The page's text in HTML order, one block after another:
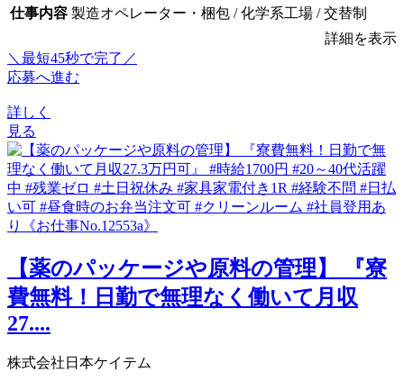
仕事内容 製造オペレーター・梱包 / 化学系工場 / 交替制
詳細を表示
＼最短45秒で完了／
応募へ進む
詳しく
見る
【薬のパッケージや原料の管理】 『寮
費無料！日勤で無理なく働いて月収
27....
株式会社日本ケイテム